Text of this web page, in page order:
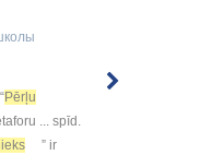
Pērļu
... spīd.
” ir